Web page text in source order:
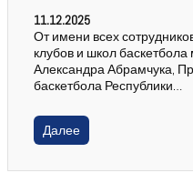
11.12.2025
От имени всех
клубов и школ
Александра Абрамчука,
баскетбола Республики…
Далее